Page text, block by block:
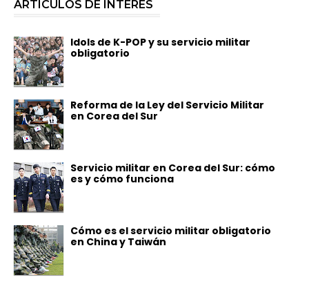
ARTÍCULOS DE INTERÉS
Idols de K-POP y su servicio militar
obligatorio
Reforma de la Ley del Servicio Militar
en Corea del Sur
Servicio militar en Corea del Sur: cómo
es y cómo funciona
Cómo es el servicio militar obligatorio
en China y Taiwán